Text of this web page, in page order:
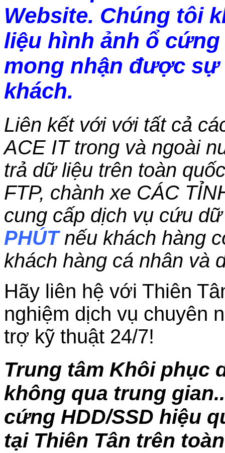
Website. Chúng tôi
liệu hình ảnh ổ
mong nhận được
khách.
Liên kết với với tất cả
ACE IT trong và ngoài
trả dữ liệu trên toàn
FTP, chành xe CÁC
cung cấp dịch vụ cứu
PHÚTnếu khách hàng
khách hàng cá nhân và
Hãy liên hệ với Thiên
nghiệm dịch vụ chuyên
trợ kỹ thuật 24/7!
Trung tâm Khôi phục
không qua trung
cứng HDD/SSD hiệu
tại Thiên Tân trên